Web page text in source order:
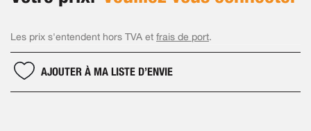
Les prix s'entendent hors TVA et frais de port.
AJOUTER À MA LISTE D’ENVIE